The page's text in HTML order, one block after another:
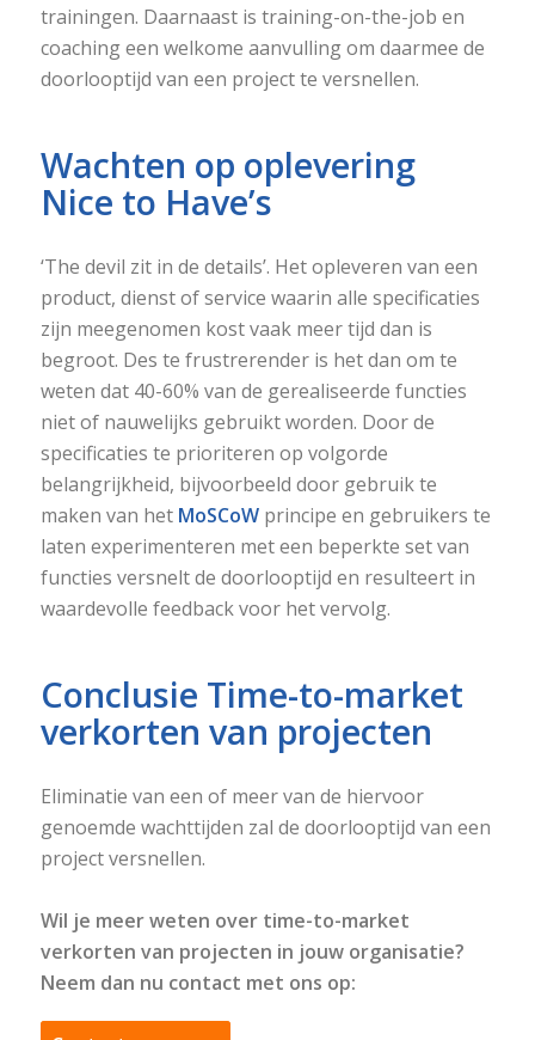
trainingen. Daarnaast is training-on-the-job en
coaching een welkome aanvulling om daarmee de
doorlooptijd van een project te versnellen.
Wachten op oplevering
Nice to Have’s
‘The devil zit in de details’. Het opleveren van een
product, dienst of service waarin alle specificaties
zijn meegenomen kost vaak meer tijd dan is
begroot. Des te frustrerender is het dan om te
weten dat 40-60% van de gerealiseerde functies
niet of nauwelijks gebruikt worden. Door de
specificaties te prioriteren op volgorde
belangrijkheid, bijvoorbeeld door gebruik te
maken van het MoSCoWprincipe en gebruikers te
laten experimenteren met een beperkte set van
functies versnelt de doorlooptijd en resulteert in
waardevolle feedback voor het vervolg.
Conclusie Time-to-market
verkorten van projecten
Eliminatie van een of meer van de hiervoor
genoemde wachttijden zal de doorlooptijd van een
project versnellen.
Wil je meer weten over time-to-market
verkorten van projecten in jouw organisatie?
Neem dan nu contact met ons op: